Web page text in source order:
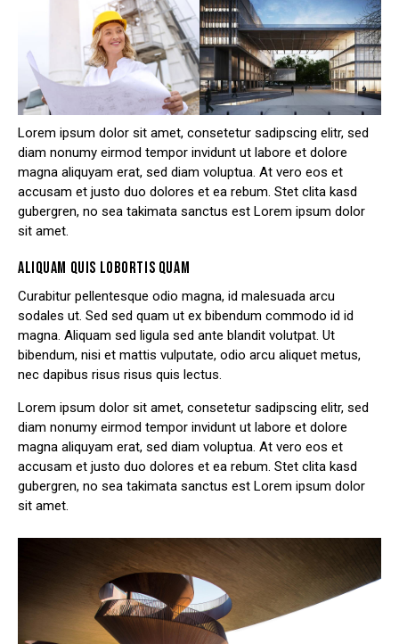
Lorem ipsum dolor sit amet, consetetur sadipscing elitr, sed
diam nonumy eirmod tempor invidunt ut labore et dolore
magna aliquyam erat, sed diam voluptua. At vero eos et
accusam et justo duo dolores et ea rebum. Stet clita kasd
gubergren, no sea takimata sanctus est Lorem ipsum dolor
sit amet.
ALIQUAM QUIS LOBORTIS QUAM
Curabitur pellentesque odio magna, id malesuada arcu
sodales ut. Sed sed quam ut ex bibendum commodo id id
magna. Aliquam sed ligula sed ante blandit volutpat. Ut
bibendum, nisi et mattis vulputate, odio arcu aliquet metus,
nec dapibus risus risus quis lectus.
Lorem ipsum dolor sit amet, consetetur sadipscing elitr, sed
diam nonumy eirmod tempor invidunt ut labore et dolore
magna aliquyam erat, sed diam voluptua. At vero eos et
accusam et justo duo dolores et ea rebum. Stet clita kasd
gubergren, no sea takimata sanctus est Lorem ipsum dolor
sit amet.